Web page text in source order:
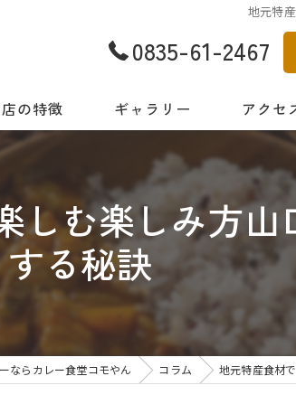
地元特
0835-61-2467
の特徴
味をご自宅でも
だから出会える一皿
食材と世界の料理
・ギャラリー
ギャラリー アクセ
しむ楽しみ方
する秘訣
ならカレー食堂コモやん コラム 地元特産食材